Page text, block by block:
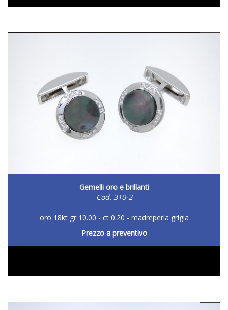
Gemelli oro e brillanti
Cod. 310-2
oro 18kt gr 10.00 - ct 0.20 - madreperla grigia
Prezzo a preventivo